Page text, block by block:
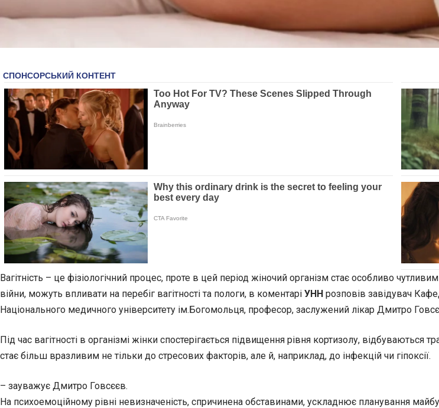
Вагітність – це фізіологічний процес, проте в цей період жіночий організм стає особливо
війни, можуть впливати на перебіг вагітності та пологи, в коментарі УНН розповів завідувач
Національного медичного університету ім.Богомольця, професор, заслужений лікар Дмитро
Під час вагітності в організмі жінки спостерігається підвищення рівня кортизолу, відбуваються
стає більш вразливим не тільки до стресових факторів, але й, наприклад, до інфекцій чи гіпоксії.
– зауважує Дмитро Говсєєв.
На психоемоційному рівні невизначеність, спричинена обставинами, ускладнює планування